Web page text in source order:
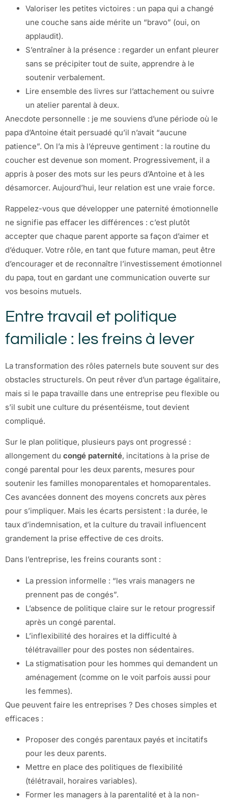
Valoriser les petites victoires : un papa qui a changé
une couche sans aide mérite un “bravo” (oui, on
applaudit).
S’entraîner à la présence : regarder un enfant pleurer
sans se précipiter tout de suite, apprendre à le
soutenir verbalement.
Lire ensemble des livres sur l’attachement ou suivre
un atelier parental à deux.
Anecdote personnelle : je me souviens d’une période où le
papa d’Antoine était persuadé qu’il n’avait “aucune
patience”. On l’a mis à l’épreuve gentiment : la routine du
coucher est devenue son moment. Progressivement, il a
appris à poser des mots sur les peurs d’Antoine et à les
désamorcer. Aujourd’hui, leur relation est une vraie force.
Rappelez-vous que développer une paternité émotionnelle
ne signifie pas effacer les différences : c’est plutôt
accepter que chaque parent apporte sa façon d’aimer et
d’éduquer. Votre rôle, en tant que future maman, peut être
d’encourager et de reconnaître l’investissement émotionnel
du papa, tout en gardant une communication ouverte sur
vos besoins mutuels.
Entre travail et politique
familiale : les freins à lever
La transformation des rôles paternels bute souvent sur des
obstacles structurels. On peut rêver d’un partage égalitaire,
mais si le papa travaille dans une entreprise peu flexible ou
s’il subit une culture du présentéisme, tout devient
compliqué.
Sur le plan politique, plusieurs pays ont progressé :
allongement du congé paternité, incitations à la prise de
congé parental pour les deux parents, mesures pour
soutenir les familles monoparentales et homoparentales.
Ces avancées donnent des moyens concrets aux pères
pour s’impliquer. Mais les écarts persistent : la durée, le
taux d’indemnisation, et la culture du travail influencent
grandement la prise effective de ces droits.
Dans l’entreprise, les freins courants sont :
La pression informelle : “les vrais managers ne
prennent pas de congés”.
L’absence de politique claire sur le retour progressif
après un congé parental.
L’inflexibilité des horaires et la difficulté à
télétravailler pour des postes non sédentaires.
La stigmatisation pour les hommes qui demandent un
aménagement (comme on le voit parfois aussi pour
les femmes).
Que peuvent faire les entreprises ? Des choses simples et
efficaces :
Proposer des congés parentaux payés et incitatifs
pour les deux parents.
Mettre en place des politiques de flexibilité
(télétravail, horaires variables).
Former les managers à la parentalité et à la non-